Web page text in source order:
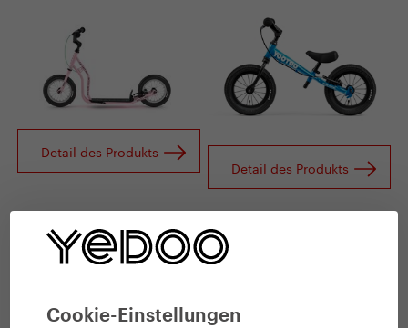
Cookie-Einstellungen
Detail des Produkts
Detail des Produkts
TooToo
Emoji